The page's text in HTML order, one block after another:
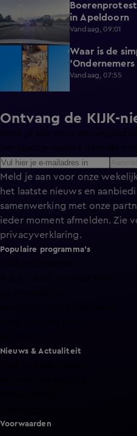
in Apeldoorn
Vandaag, 09:01
Waar is de
Vandaag, 07:55
Ontvang de KIJK-
Meld je aan voor de
Meld je aan voor onze
het laatste nieuws en
samenwerking met onze
ieder moment afmelden. Zie
privacyverklaring.
Populaire programma's
Nieuws & Actualiteit
Voorwaarden